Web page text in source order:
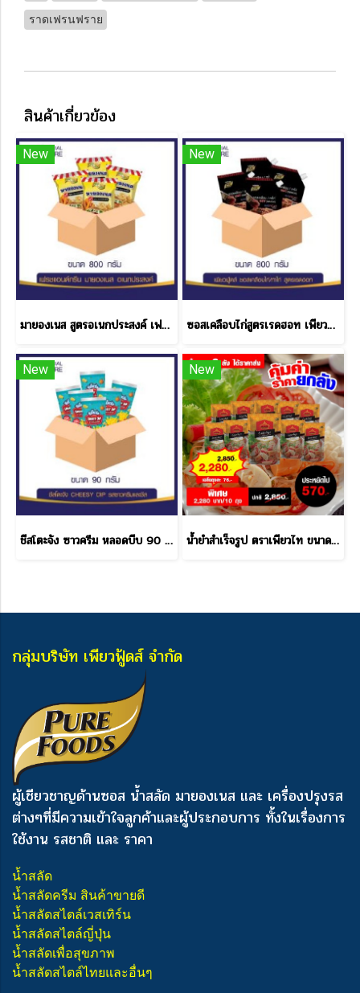
ราดเฟรนฟราย
สินค้าเกี่ยวข้อง
New
มายองเนส สูตรอเนกประสงค์ เฟรช & กรีน ขนาด 800 กรัม 1 ลัง
New
ซอสเคลือบไก่สูตรเรดฮอท เพียวฟู้ดส์ 800 กรัม ราคาส่ง
New
ชีสโตะจัง ซาวครีม หลอดบีบ 90 กรัม ราคาส่ง
New
น้ำยำสำเร็จรูป ตราเพียวไท ขนาด 850 กรัม ราคาส่ง
กลุ่มบริษัท เพียวฟู้ดส์ จำกัด
ผู้เชียวชาญด้านซอส น้ำสลัด มายองเนส และ เครื่องปรุงรส
ต่างๆที่มีความเข้าใจลูกค้าและผู้ประกอบการ ทั้งในเรื่องการ
ใช้งาน รสชาติ และ ราคา
น้ำสลัด
น้ำสลัดครีม สินค้าขายดี
น้ำสลัดสไตล์เวสเทิร์น
น้ำสลัดสไตล์ญี่ปุ่น
น้ำสลัดเพื่อสุขภาพ
น้ำสลัดสไตล์ไทยและอื่นๆ